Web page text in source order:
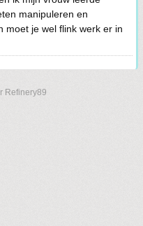
manipuleren en
moet je wel flink werk er in
Refinery89